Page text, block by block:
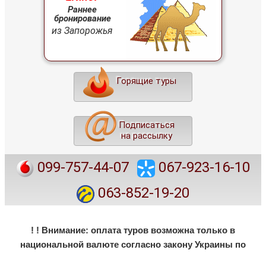
Раннее
бронирование
из Запорожья
Горящие туры
Подписаться
на рассылку
099-757-44-07
067-923-16-10
063-852-19-20
! ! Внимание: оплата туров возможна только в
национальной валюте согласно закону Украины по